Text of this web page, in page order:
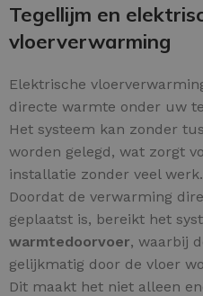
Tegellijm en
vloerverwarming
Elektrische
directe warmte onder uw
Het systeem kan zonder
worden gelegd, wat zorgt
installatie zonder veel werk.
Doordat de verwarming
geplaatst is, bereikt het
warmtedoorvoer, waarbij
gelijkmatig door de vloer
Dit maakt het niet alleen